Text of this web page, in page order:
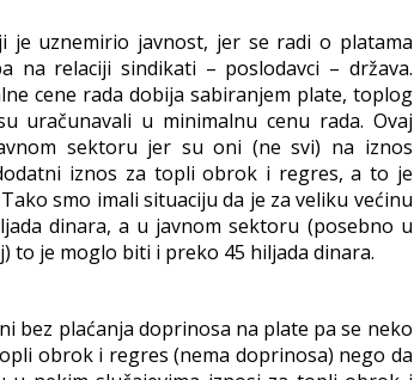
je uznemirio javnost, jer se radi o platama
na relaciji sindikati – poslodavci – država.
cene rada dobija sabiranjem plate, toplog
u minimalnu cenu rada. Ovaj
sektoru jer su oni (ne svi) na iznos
iznos za topli obrok i regres, a to je
smo imali situaciju da je za veliku većinu
dinara, a u javnom sektoru (posebno u
to je moglo biti i preko 45 hiljada dinara.
bez plaćanja doprinosa na plate pa se neko
obrok i regres (nema doprinosa) nego da